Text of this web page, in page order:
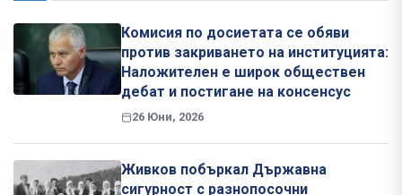
Комисия по досиетата се обяви
против закриването на институцията:
Наложителен е широк обществен
дебат и постигане на консенсус
26 Юни, 2026
Живков побъркал Държавна
сигурност с разнопосочни